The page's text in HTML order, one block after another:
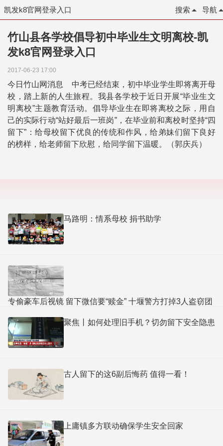
凯发k8官网登录入口 导航
搜索
竹山县各学校倡导初中毕业生文明离校-凯
发k8官网登录入口
2017-06-23 17:00
今日竹山网消息 中考已经结束，初中毕业学生即将离开母
校，踏上新的人生旅程。我县各学校于近日开展“毕业生文
明离校”主题教育活动。倡导毕业生在即将离校之际，用自
己的实际行动“站好最后一班岗”，在毕业前和离校时坚持“四
留下”：给母校留下优良的传统和作风，给弟妹们留下良好
的榜样，给老师留下欣慰，给同学留下温暖。（郭庆兵）
马路明：情系母校 捐书助学
专偷豪车后视镜 留下微信要“赎金” 十堰警方打掉3人盗窃团
聚焦丨如何处理旧手机？切勿留下安全隐患
古人留下的这6副后悔药 值得一看！
上庸镇多方联动确保学生安全回家